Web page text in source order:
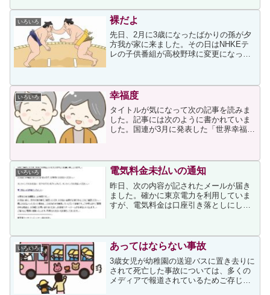
トには次ように書かれていました。キャ
タピランを付けた全てのシュー...
いろいろ 裸だよ
先日、2月に3歳になったばかりの孫が夕
方我が家に来ました。その日はNHKEテ
レの子供番組が高校野球に変更になって
「裸だよ」と言いま...
いろいろ 幸福度
タイトルが気になって次の記事を読みま
した。記事には次のように書かれていま
した。国連が3月に発表した「世界幸福度
置しています。この結果を詳しく見る
と、「人生の選択の...
いろいろ 電気料金未払いの通知
昨日、次の内容が記されたメールが届き
ました。確かに東京電力を利用していま
すが、電気料金は口座引き落としにして
なお知らせ】未払いの電気料金について
ご連絡させていただくもの...
いろいろ あってはならない事故
3歳女児が幼稚園の送迎バスに置き去りに
されて死亡した事故については、多くの
メディアで報道されているためご存じの